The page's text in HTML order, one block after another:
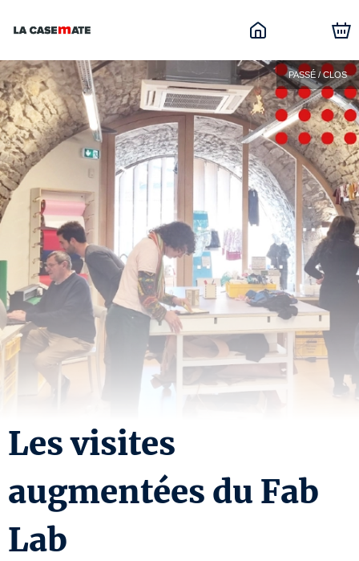
PASSÉ / CLOS
Les visites
augmentées du Fab
Lab